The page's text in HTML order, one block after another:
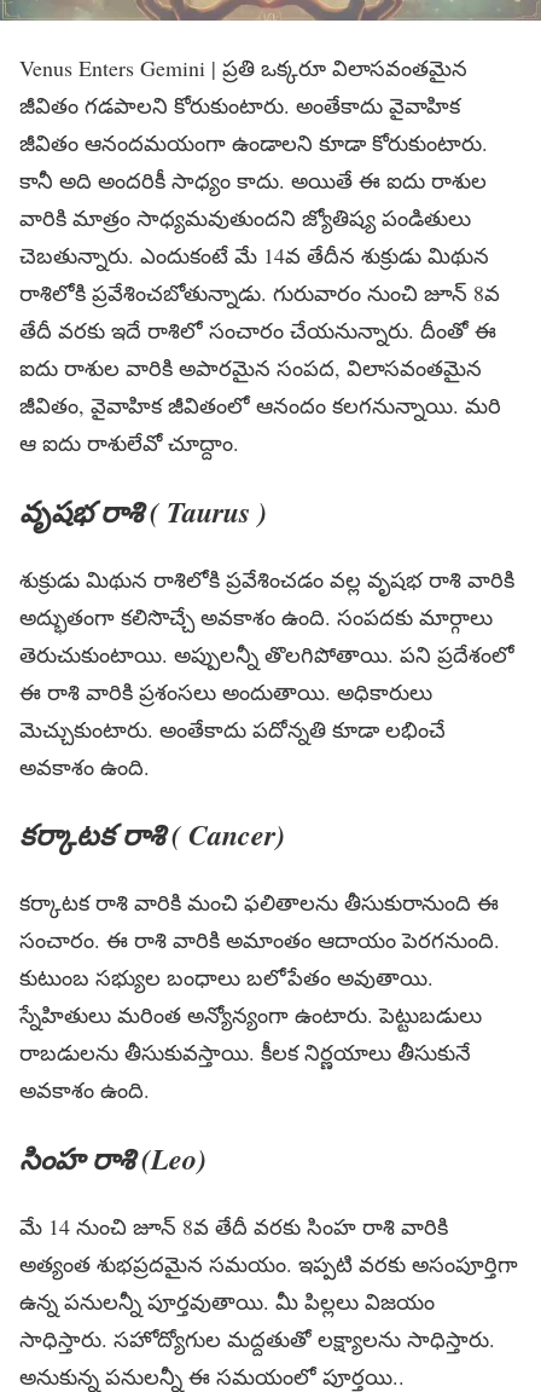
Venus Enters Gemini | ప్ర‌తి ఒక్క‌రూ విలాస‌వంత‌మైన
జీవితం గ‌డ‌పాల‌ని కోరుకుంటారు. అంతేకాదు వైవాహిక
జీవితం ఆనంద‌మ‌యంగా ఉండాల‌ని కూడా కోరుకుంటారు.
కానీ అది అంద‌రికీ సాధ్యం కాదు. అయితే ఈ ఐదు రాశుల
వారికి మాత్రం సాధ్య‌మ‌వుతుంద‌ని జ్యోతిష్య పండితులు
చెబ‌తున్నారు. ఎందుకంటే మే 14వ తేదీన శుక్రుడు మిథున
రాశిలోకి ప్ర‌వేశించ‌బోతున్నాడు. గురువారం నుంచి జూన్ 8వ
తేదీ వ‌ర‌కు ఇదే రాశిలో సంచారం చేయ‌నున్నారు. దీంతో ఈ
ఐదు రాశుల వారికి అపార‌మైన సంప‌ద‌, విలాస‌వంత‌మైన
జీవితం, వైవాహిక జీవితంలో ఆనందం క‌ల‌గ‌నున్నాయి. మ‌రి
ఆ ఐదు రాశులేవో చూద్దాం.
వృషభ రాశి ( Taurus )
శుక్రుడు మిథున రాశిలోకి ప్ర‌వేశించ‌డం వ‌ల్ల వృష‌భ రాశి వారికి
అద్భుతంగా క‌లిసొచ్చే అవ‌కాశం ఉంది. సంప‌ద‌కు మార్గాలు
తెరుచుకుంటాయి. అప్పుల‌న్నీ తొల‌గిపోతాయి. ప‌ని ప్ర‌దేశంలో
ఈ రాశి వారికి ప్ర‌శంస‌లు అందుతాయి. అధికారులు
మెచ్చుకుంటారు. అంతేకాదు ప‌దోన్న‌తి కూడా ల‌భించే
అవ‌కాశం ఉంది.
కర్కాటక రాశి ( Cancer)
క‌ర్కాట‌క రాశి వారికి మంచి ఫ‌లితాల‌ను తీసుకురానుంది ఈ
సంచారం. ఈ రాశి వారికి అమాంతం ఆదాయం పెర‌గ‌నుంది.
కుటుంబ స‌భ్యుల బంధాలు బ‌లోపేతం అవుతాయి.
స్నేహితులు మ‌రింత అన్యోన్యంగా ఉంటారు. పెట్టుబ‌డులు
రాబ‌డుల‌ను తీసుకువ‌స్తాయి. కీల‌క నిర్ణ‌యాలు తీసుకునే
అవ‌కాశం ఉంది.
సింహ రాశి (Leo)
మే 14 నుంచి జూన్ 8వ తేదీ వర‌కు సింహ రాశి వారికి
అత్యంత శుభ‌ప్ర‌ద‌మైన స‌మ‌యం. ఇప్ప‌టి వ‌ర‌కు అసంపూర్తిగా
ఉన్న ప‌నుల‌న్నీ పూర్త‌వుతాయి. మీ పిల్ల‌లు విజ‌యం
సాధిస్తారు. స‌హోద్యోగుల మ‌ద్ద‌తుతో ల‌క్ష్యాల‌ను సాధిస్తారు.
అనుకున్న ప‌నుల‌న్నీ ఈ స‌మ‌యంలో పూర్త‌యి..